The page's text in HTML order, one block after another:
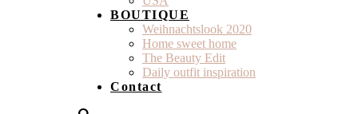
BOUTIQUE
Weihnachtslook 2020
Home sweet home
The Beauty Edit
Daily outfit inspiration
Contact